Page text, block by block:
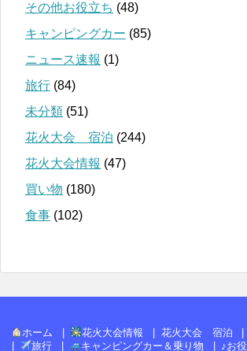
その他お役立ち (48)
キャンピングカー (85)
ニュース速報 (1)
旅行 (84)
未分類 (51)
花火大会 宿泊 (244)
花火大会情報 (47)
買い物 (180)
食事 (102)
ホーム 花火大会情報 花火大会 宿泊
旅行
キャンピングカー＆乗り物 ♪お